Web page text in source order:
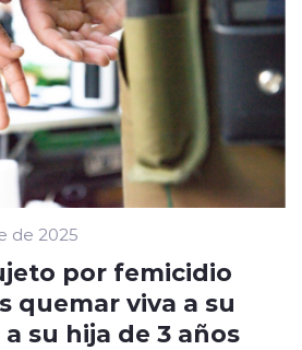
de 2025
por femicidio
quemar viva a su
su hija de 3 años